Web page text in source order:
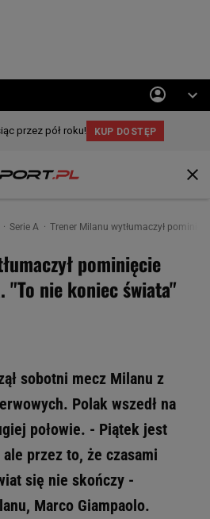
Serie A Trener Milanu wytłumaczył
pominięcie
"To nie koniec świata"
sobotni mecz Milanu z
Polak wszedł na
połowie. - Piątek jest
przez to, że czasami
się nie skończy -
Marco Giampaolo.